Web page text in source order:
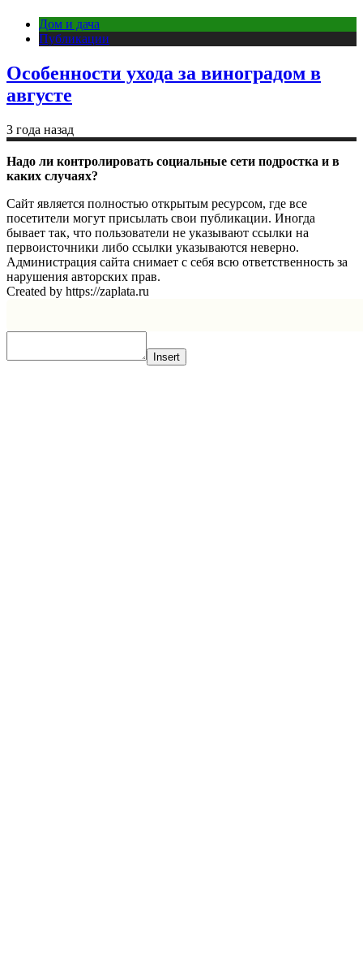
Дом и дача
Публикации
Особенности ухода за виноградом в
августе
3 года назад
Надо ли контролировать социальные сети подростка и в
каких случаях?
Сайт является полностью открытым ресурсом, где все
посетители могут присылать свои публикации. Иногда
бывает так, что пользователи не указывают ссылки на
первоисточники либо ссылки указываются неверно.
Администрация сайта снимает с себя всю ответственность за
нарушения авторских прав.
Created by https://zaplata.ru
Insert